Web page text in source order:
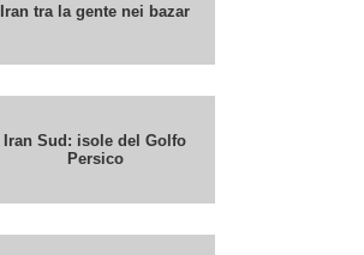
Iran tra la gente nei bazar
Iran Sud: isole del Golfo
Persico